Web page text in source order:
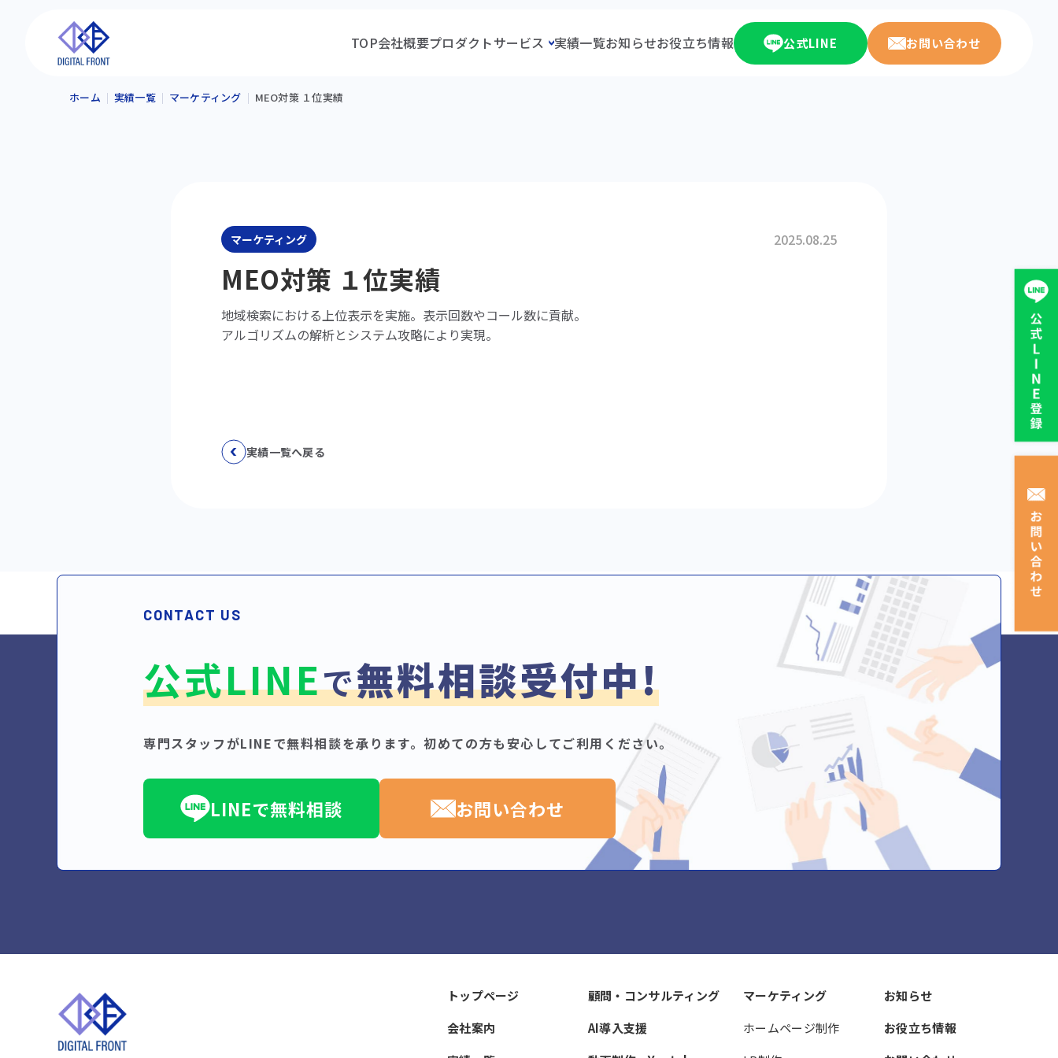
TOP会社概要プロダクトサービス 実績一覧お知らせお役立ち情報 公式LINE お問い合わせ
ホーム 実績一覧 マーケティング MEO対策 １位実績
マーケティング 2025.08.25
MEO対策 １位実績
地域検索における上位表示を実施。表示回数やコール数に貢献。
アルゴリズムの解析とシステム攻略により実現。
実績一覧へ戻る
CONTACT US
公式LINEで無料相談受付中!
専門スタッフがLINEで無料相談を承ります。初めての方も安心してご利用ください。
LINEで無料相談 お問い合わせ
トップページ
会社案内
顧問・コンサルティング
AI導入支援
マーケティング
ホームページ制作
お知らせ
お役立ち情報